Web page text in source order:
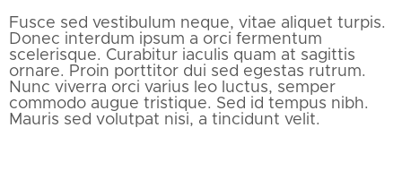
Fusce sed vestibulum neque, vitae aliquet turpis.
Donec interdum ipsum a orci fermentum
scelerisque. Curabitur iaculis quam at sagittis
ornare. Proin porttitor dui sed egestas rutrum.
Nunc viverra orci varius leo luctus, semper
commodo augue tristique. Sed id tempus nibh.
Mauris sed volutpat nisi, a tincidunt velit.